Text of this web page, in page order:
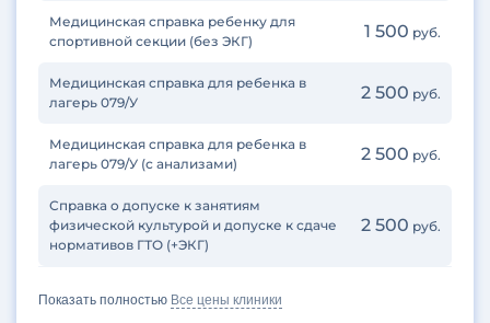
Медицинская справка ребенку для
спортивной секции (без ЭКГ)
1 500 руб.
Медицинская справка для ребенка в
лагерь 079/У
2 500 руб.
Медицинская справка для ребенка в
лагерь 079/У (с анализами)
2 500 руб.
Справка о допуске к занятиям
физической культурой и допуске к сдаче
нормативов ГТО (+ЭКГ)
2 500 руб.
Показать полностью Все цены клиники